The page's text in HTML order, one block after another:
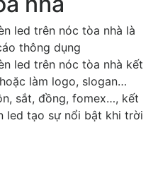
led trên nóc tòa nhà là
thông dụng
led trên nóc tòa nhà kết
làm logo, slogan…
sắt, đồng, fomex…, kết
led tạo sự nổi bật khi trời